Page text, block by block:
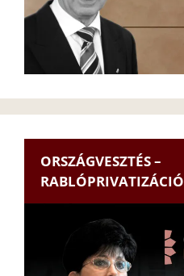
ORSZÁGVESZTÉS –
RABLÓPRIVATIZÁCIÓ